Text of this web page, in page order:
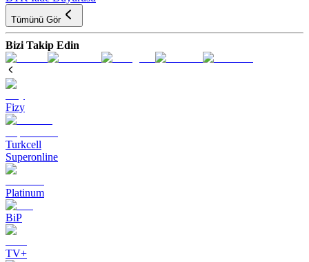
Tümünü Gör
Bizi Takip Edin
Fizy
Turkcell
Superonline
Platinum
BiP
TV+